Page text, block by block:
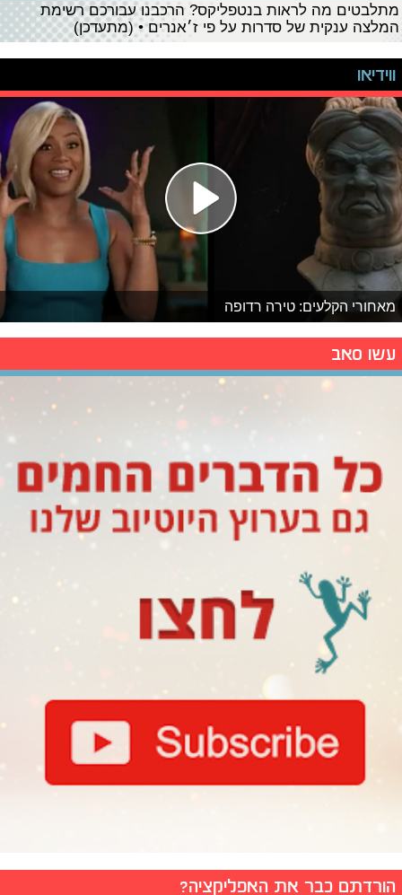
מתלבטים מה לראות בנטפליקס? הרכבנו עבורכם רשימת
המלצה ענקית של סדרות על פי ז׳אנרים • (מתעדכן)
ווידיאו
מאחורי הקלעים: טירה רדופה
עשו סאב
הורדתם כבר את האפליקציה?